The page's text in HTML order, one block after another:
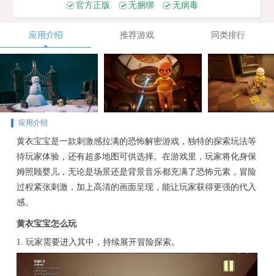
官方正版 无捆绑 无病毒
应用介绍 推荐游戏 同类排行
应用介绍
黄衣宝宝是一款刺激感拉满的恐怖解密游戏，独特的探索玩法等
待玩家体验，还有超多地图可供选择。在游戏里，玩家将化身保
姆照顾婴儿，无论是场景还是背景音乐都充满了恐怖元素，冒险
过程紧张刺激，加上高清的画面呈现，能让玩家获得更强的代入
感。
黄衣宝宝怎么玩
1. 玩家需要进入其中，持续展开冒险探索。